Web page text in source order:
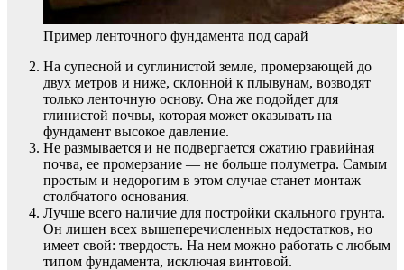
Пример ленточного фундамента под сарай
На супесной и суглинистой земле, промерзающей до
двух метров и ниже, склонной к плывунам, возводят
только ленточную основу. Она же подойдет для
глинистой почвы, которая может оказывать на
фундамент высокое давление.
Не размывается и не подвергается сжатию гравийная
почва, ее промерзание — не больше полуметра. Самым
простым и недорогим в этом случае станет монтаж
столбчатого основания.
Лучше всего наличие для постройки скального грунта.
Он лишен всех вышеперечисленных недостатков, но
имеет свой: твердость. На нем можно работать с любым
типом фундамента, исключая винтовой.